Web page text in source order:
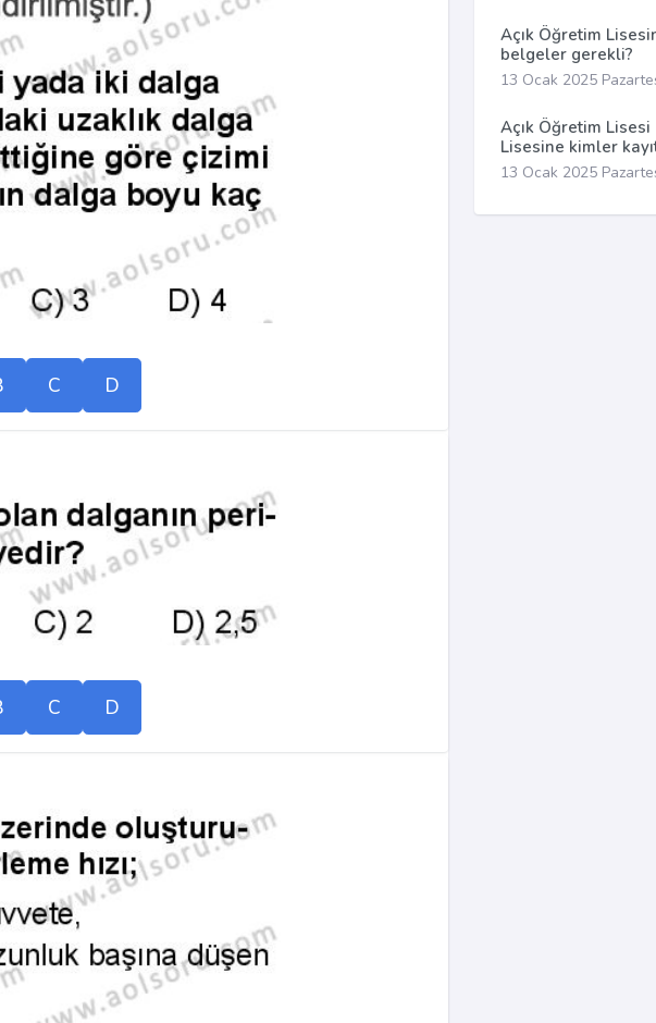
C D
C D
Açık Öğretim
belgeler gerekli?
13 Ocak 2025
Açık Öğretim
Lisesine kimler
13 Ocak 2025